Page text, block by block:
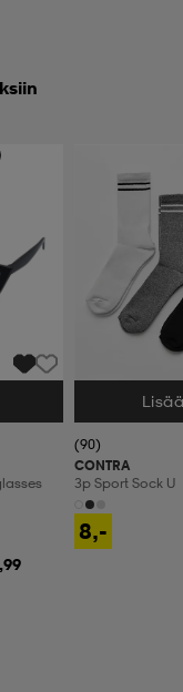
Valitse Koko
(90)
CONTRA
3p Sport Sock U
8,-